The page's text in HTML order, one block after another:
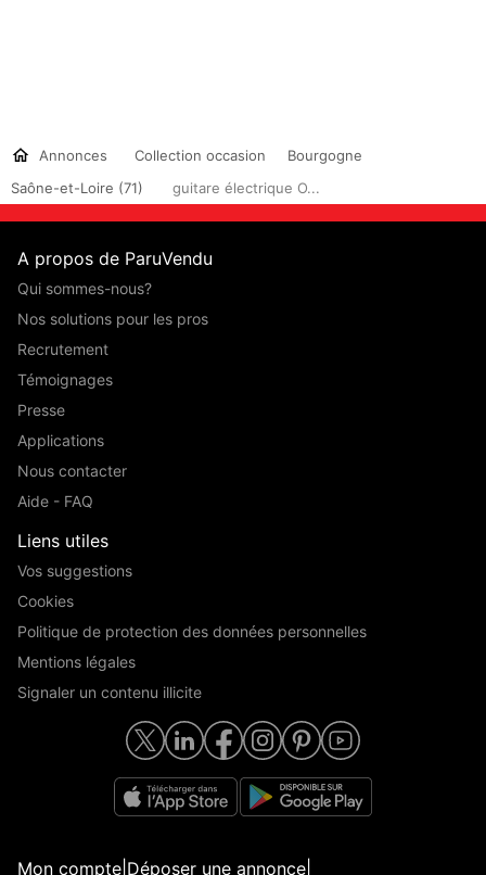
Annonces Collection occasion
Bourgogne
Saône-et-Loire (71)
guitare électrique O...
A propos de ParuVendu
Qui sommes-nous?
Nos solutions pour les pros
Recrutement
Témoignages
Presse
Applications
Nous contacter
Aide - FAQ
Liens utiles
Vos suggestions
Cookies
Politique de protection des données personnelles
Mentions légales
Signaler un contenu illicite
Mon compte Déposer une annonce